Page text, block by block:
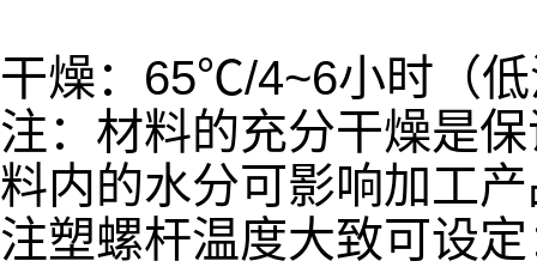
干燥：65℃/4~6小时（
注：材料的充分干燥是
料内的水分可影响加工
注塑螺杆温度大致可设